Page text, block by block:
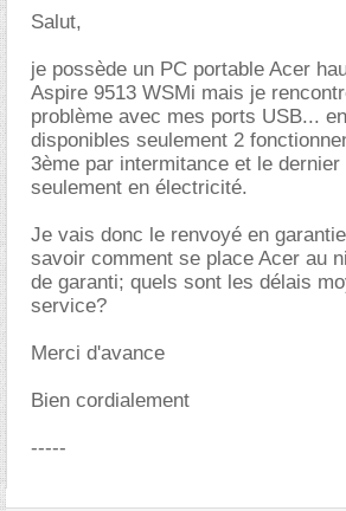
Salut,
je possède un PC portable Acer
Aspire 9513 WSMi mais je
problème avec mes ports USB...
disponibles seulement 2
3ème par intermitance et le dernier
seulement en électricité.
Je vais donc le renvoyé en
savoir comment se place Acer au
de garanti; quels sont les délais
service?
Merci d'avance
Bien cordialement
-----